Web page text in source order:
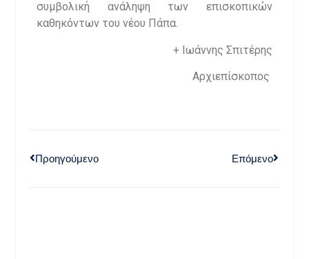
συμβολική ανάληψη των επισκοπικών
καθηκόντων του νέου Πάπα.
+ Ιωάννης Σπιτέρης
Αρχιεπίσκοπος
Προηγούμενο Επόμενο